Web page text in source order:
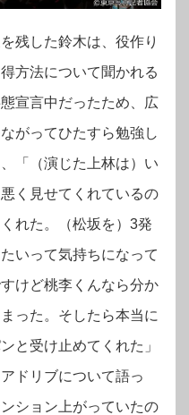
残した鈴木は、役作り
方法について聞かれる
宣言中だったため、広
がってひたすら勉強し
「（演じた上林は）い
く見せてくれているの
れた。（松坂を）3発
いって気持ちになって
けど桃李くんなら分か
った。そしたら本当に
と受け止めてくれた」
ドリブについて語っ
ション上がっていたの